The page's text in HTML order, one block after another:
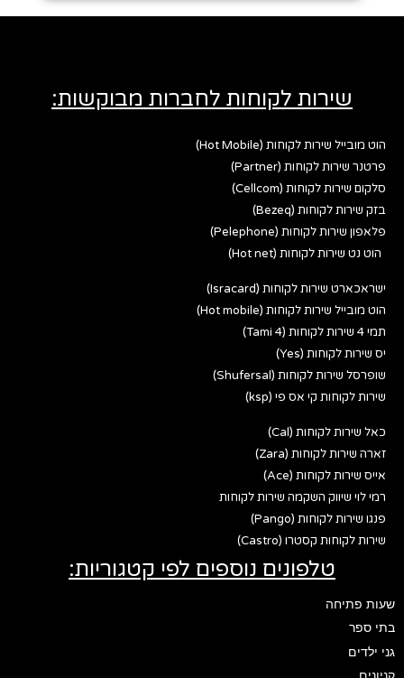
שירות לקוחות לחברות מבוקשות:
הוט מובייל שירות לקוחות (Hot Mobile)
פרטנר שירות לקוחות (Partner)
סלקום שירות לקוחות (Cellcom)
בזק שירות לקוחות (Bezeq)
פלאפון שירות לקוחות (Pelephone)
הוט נט שירות לקוחות (Hot net)
ישראכארט שירות לקוחות (Isracard)
הוט מובייל שירות לקוחות (Hot mobile)
תמי 4 שירות לקוחות (Tami 4)
יס שירות לקוחות (Yes)
שופרסל שירות לקוחות (Shufersal)
שירות לקוחות קי אס פי (ksp)
כאל שירות לקוחות (Cal)
זארה שירות לקוחות (Zara)
אייס שירות לקוחות (Ace)
רמי לוי שיווק השקמה שירות לקוחות
פנגו שירות לקוחות (Pango)
שירות לקוחות קסטרו (Castro)
טלפונים נוספים לפי קטגוריות:
שעות פתיחה
בתי ספר
גני ילדים